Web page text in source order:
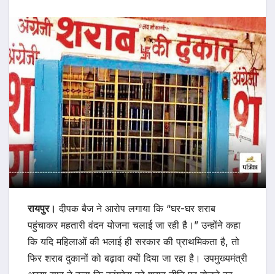
रायपुर। दीपक बैज ने आरोप लगाया कि “घर-घर शराब
पहुंचाकर महतारी वंदन योजना चलाई जा रही है।” उन्होंने कहा
कि यदि महिलाओं की भलाई ही सरकार की प्राथमिकता है, तो
फिर शराब दुकानों को बढ़ावा क्यों दिया जा रहा है। उपमुख्यमंत्री